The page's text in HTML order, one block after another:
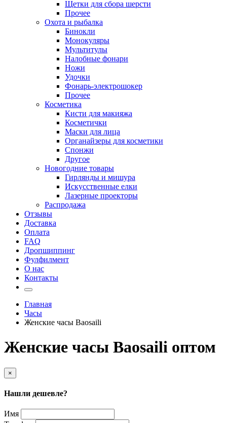
Щетки для сбора шерсти
Прочее
Охота и рыбалка
Бинокли
Монокуляры
Мультитулы
Налобные фонари
Ножи
Удочки
Фонарь-электрошокер
Прочее
Косметика
Кисти для макияжа
Косметички
Маски для лица
Органайзеры для косметики
Спонжи
Другое
Новогодние товары
Гирлянды и мишура
Искусственные елки
Лазерные проекторы
Распродажа
Отзывы
Доставка
Оплата
FAQ
Дропшиппинг
Фулфилмент
О нас
Контакты
Главная
Часы
Женские часы Baosaili
Женские часы Baosaili оптом
×
Нашли дешевле?
Имя